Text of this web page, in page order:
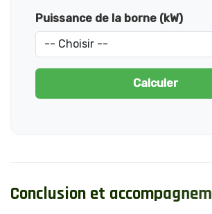
Puissance de la borne (kW)
Calculer
Conclusion et accompagnem